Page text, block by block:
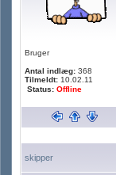
Bruger
Antal indlæg: 368
Tilmeldt: 10.02.11
Status: Offline
skipper